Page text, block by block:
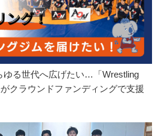
ゆる世代へ広げたい…「Wrestling
クラウンドファンディングで支援